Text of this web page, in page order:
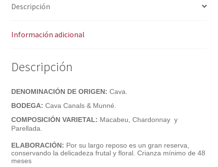
Descripción
Información adicional
Descripción
DENOMINACIÓN DE ORIGEN: Cava.
BODEGA: Cava Canals & Munné
COMPOSICIÓN VARIETAL: Macabeu, Chardonnay y
Parellada.
ELABORACIÓN: Por su largo reposo es un gran reserva,
conservando la delicadeza frutal y floral. Crianza mínimo de 48
meses